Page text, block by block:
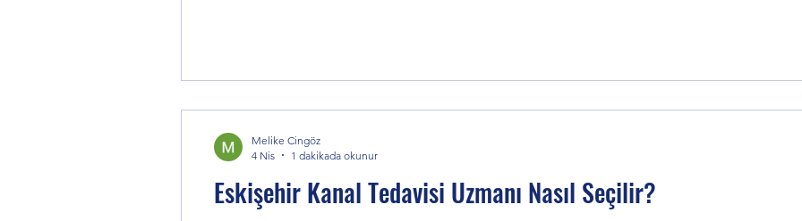
Eskişehir Kanal Tedavisi Uzmanı Nasıl Seçilir?
Melike Cingöz
4 Nis
1 dakikada okunur